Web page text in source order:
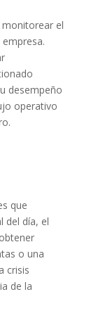
el
desempeño
operativo
que
del día, el
o una
crisis
de la